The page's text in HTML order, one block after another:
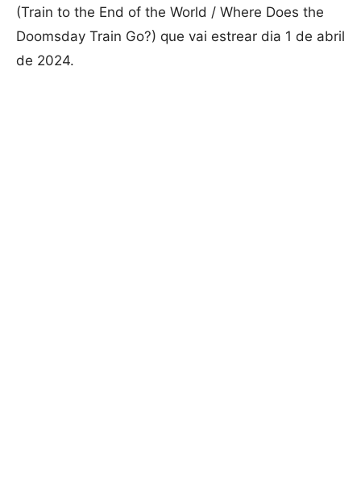
(Train to the End of the World / Where Does the
Doomsday Train Go?) que vai estrear dia 1 de abril
de 2024.